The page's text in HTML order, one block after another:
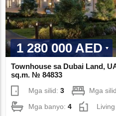
1 280 000 AED
Townhouse sa Dubai Land,
sq.m. № 84833
Mga silid:3 Mga
Mga banyo:4